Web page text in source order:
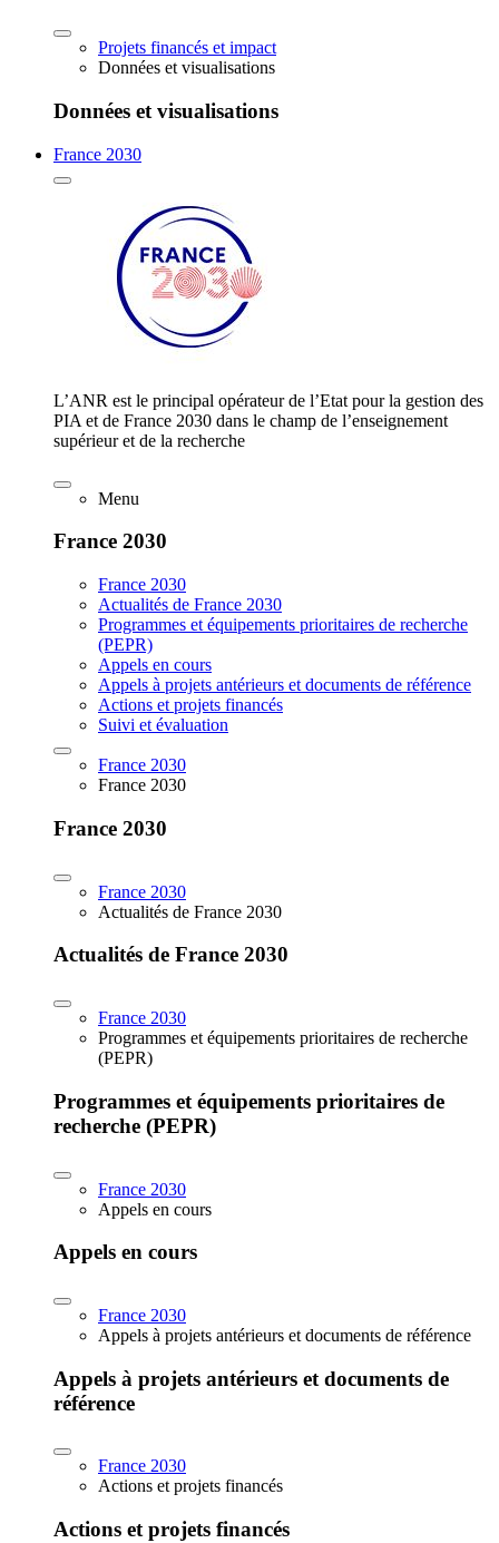
Projets financés et impact
Données et visualisations
Données et visualisations
France 2030
L’ANR est le principal opérateur de l’Etat pour la gestion des
PIA et de France 2030 dans le champ de l’enseignement
supérieur et de la recherche
Menu
France 2030
France 2030
Actualités de France 2030
Programmes et équipements prioritaires de recherche
(PEPR)
Appels en cours
Appels à projets antérieurs et documents de référence
Actions et projets financés
Suivi et évaluation
France 2030
France 2030
France 2030
France 2030
Actualités de France 2030
Actualités de France 2030
France 2030
Programmes et équipements prioritaires de recherche
(PEPR)
Programmes et équipements prioritaires de
recherche (PEPR)
France 2030
Appels en cours
Appels en cours
France 2030
Appels à projets antérieurs et documents de référence
Appels à projets antérieurs et documents de
référence
France 2030
Actions et projets financés
Actions et projets financés